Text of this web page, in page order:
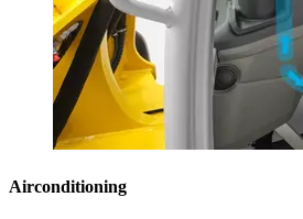
Airconditioning